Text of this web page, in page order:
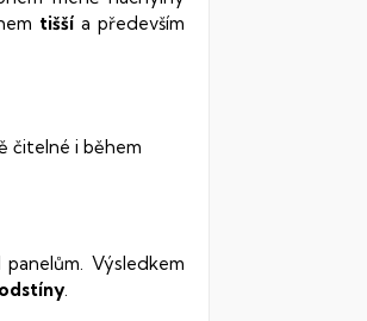
tišší a především
čitelné i během
Výsledkem
.